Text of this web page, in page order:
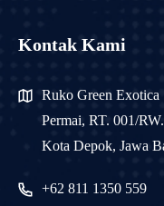
Kontak Kami
Ruko Green Exotica
Permai, RT. 001/
Kota Depok, Jawa
+62 811 1350 559